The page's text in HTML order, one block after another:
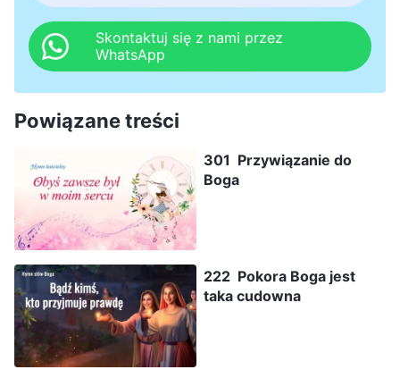
Skontaktuj się z nami przez
WhatsApp
Powiązane treści
301 Przywiązanie do
Boga
222 Pokora Boga jest
taka cudowna